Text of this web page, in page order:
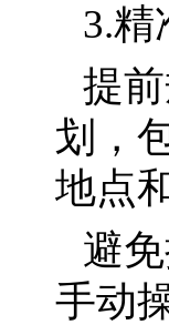
3.精
提
划，
地点
避
手动